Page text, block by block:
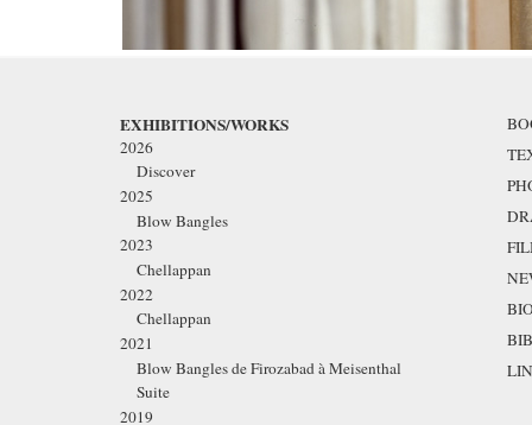
EXHIBITIONS/WORKS
2026
Discover
2025
Blow Bangles
2023
Chellappan
2022
Chellappan
2021
Blow Bangles de Firozabad à Meisenthal
Suite
2019